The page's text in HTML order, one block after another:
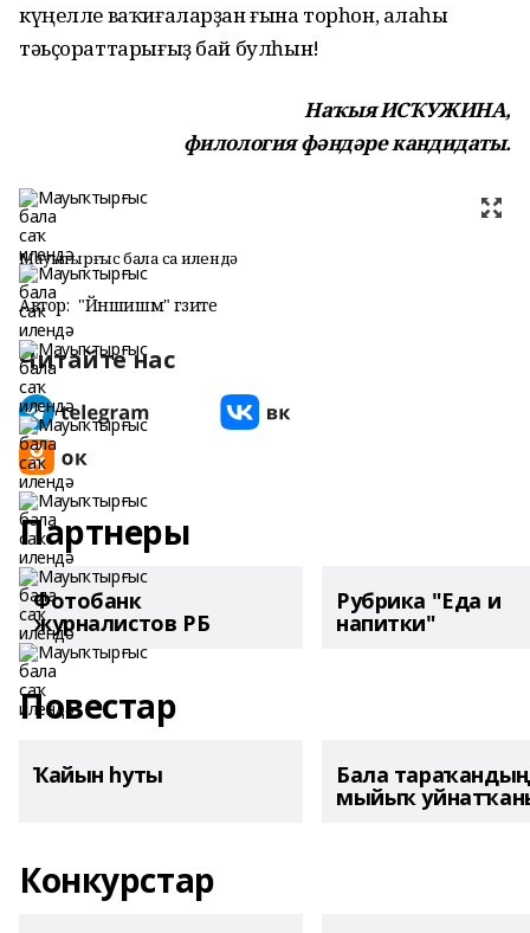
күңелле ваҡиғаларҙан ғына тор­һон, алаһы
тәьҫораттарығыҙ бай бул­һын!
Наҡыя ИСҠУЖИНА,
филология фәндәре кандидаты.
Мауыҡтырғыс бала саҡ илендә
Автор: "Йәншишмә" гәзите
Читайте нас
Партнеры
Фотобанк
журналистов РБ
Рубрика "Еда и
напитки"
Повестар
Ҡайын һуты Бала тараҡандың
мыйыҡ
Конкурстар